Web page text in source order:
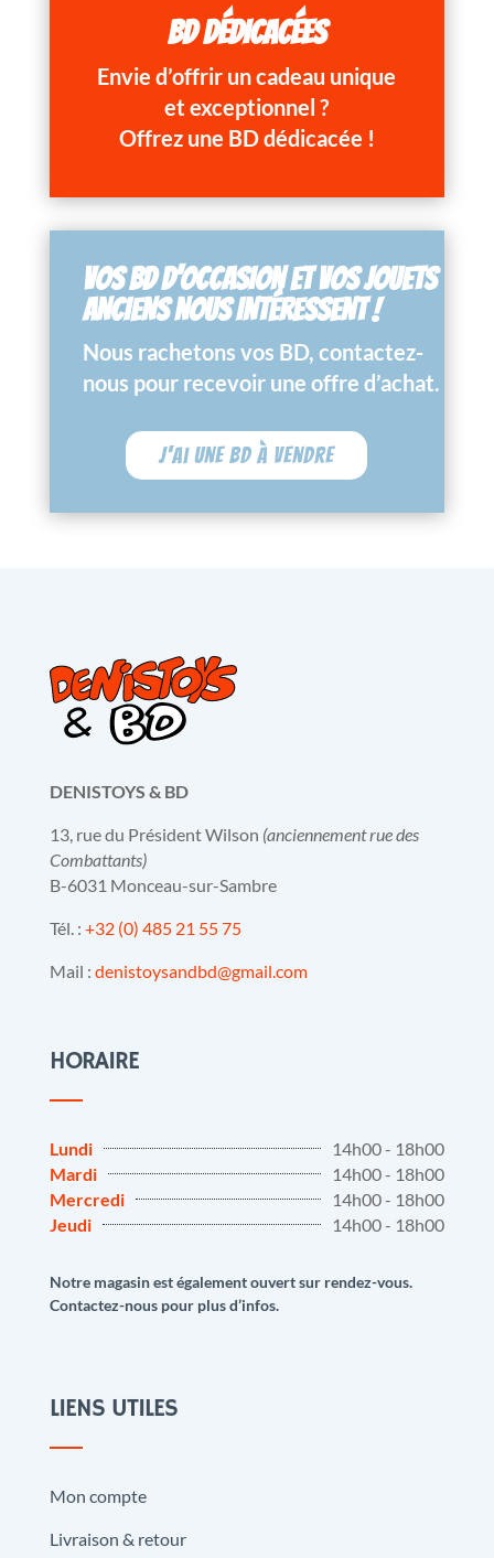
BD DÉDICACÉES
Envie d’offrir un cadeau unique
et exceptionnel ?
Offrez une BD dédicacée !
VOS BD D’OCCASION ET VOS JOUETS
ANCIENS NOUS INTÉRESSENT !
Nous rachetons vos BD, contactez-
nous pour recevoir une offre d’achat.
J'ai une BD à vendre
DENISTOYS & BD
13, rue du Président Wilson (anciennement rue des
Combattants)
B-6031 Monceau-sur-Sambre
Tél. : +32 (0) 485 21 55 75
Mail : denistoysandbd@gmail.com
HORAIRE
Lundi
14h00 - 18h00
Mardi
14h00 - 18h00
Mercredi
14h00 - 18h00
Jeudi
14h00 - 18h00
Notre magasin est également ouvert sur rendez-vous.
Contactez-nous pour plus d’infos.
LIENS UTILES
Mon compte
Livraison & retour